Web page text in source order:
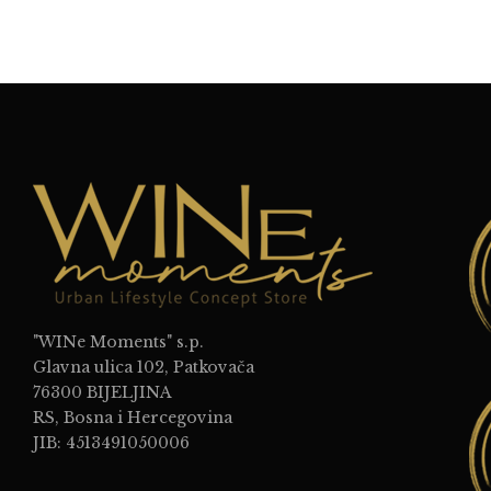
"WINe Moments" s.p.
Glavna ulica 102, Patkovača
76300 BIJELJINA
RS, Bosna i Hercegovina
JIB: 4513491050006